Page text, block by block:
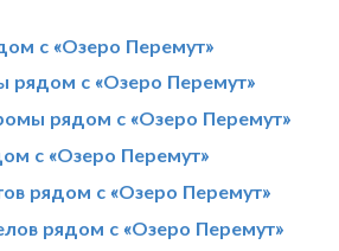
с «Озеро Перемут»
рядом с «Озеро Перемут»
рядом с «Озеро Перемут»
с «Озеро Перемут»
рядом с «Озеро Перемут»
рядом с «Озеро Перемут»